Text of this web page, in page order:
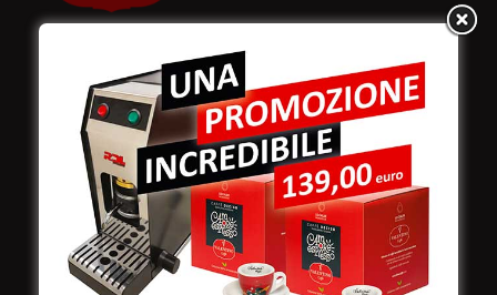
Valentino Caffè Spa
Stabilimento
e produzione:
Viale Croazia 8 (Z.I.)
73100 Lecce
Italy